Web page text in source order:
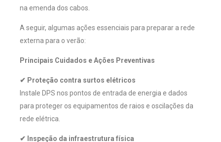
na emenda dos cabos.
A seguir, algumas ações essenciais para preparar a rede
externa para o verão:
Principais Cuidados e Ações Preventivas
✔ Proteção contra surtos elétricos
Instale DPS nos pontos de entrada de energia e dados
para proteger os equipamentos de raios e oscilações da
rede elétrica.
✔ Inspeção da infraestrutura física